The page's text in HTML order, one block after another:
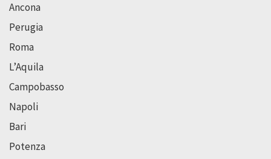
Ancona
Perugia
Roma
L’Aquila
Campobasso
Napoli
Bari
Potenza